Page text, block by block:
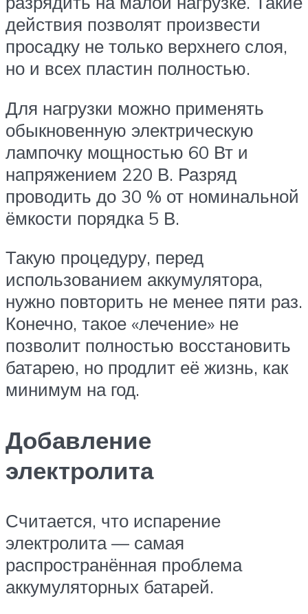
действия позволят произвести
просадку не только верхнего слоя,
но и всех пластин полностью.
Для нагрузки можно применять
обыкновенную электрическую
лампочку мощностью 60 Вт и
напряжением 220 В. Разряд
проводить до 30 % от номинальной
ёмкости порядка 5 В.
Такую процедуру, перед
использованием аккумулятора,
нужно повторить не менее пяти раз.
Конечно, такое «лечение» не
позволит полностью восстановить
батарею, но продлит её жизнь, как
минимум на год.
Добавление
электролита
Считается, что испарение
электролита — самая
распространённая проблема
аккумуляторных батарей.